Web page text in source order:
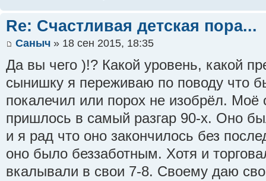
Re: Счастливая детская пора...
Саныч » 18 сен 2015, 18:35
Да вы чего )!? Какой уровень, какой
сынишку я переживаю по поводу что
покалечил или порох не изобрёл. Моё
пришлось в самый разгар 90-х. Оно
и я рад что оно закончилось без
оно было беззаботным. Хотя и
вкалывали в свои 7-8. Своему даю